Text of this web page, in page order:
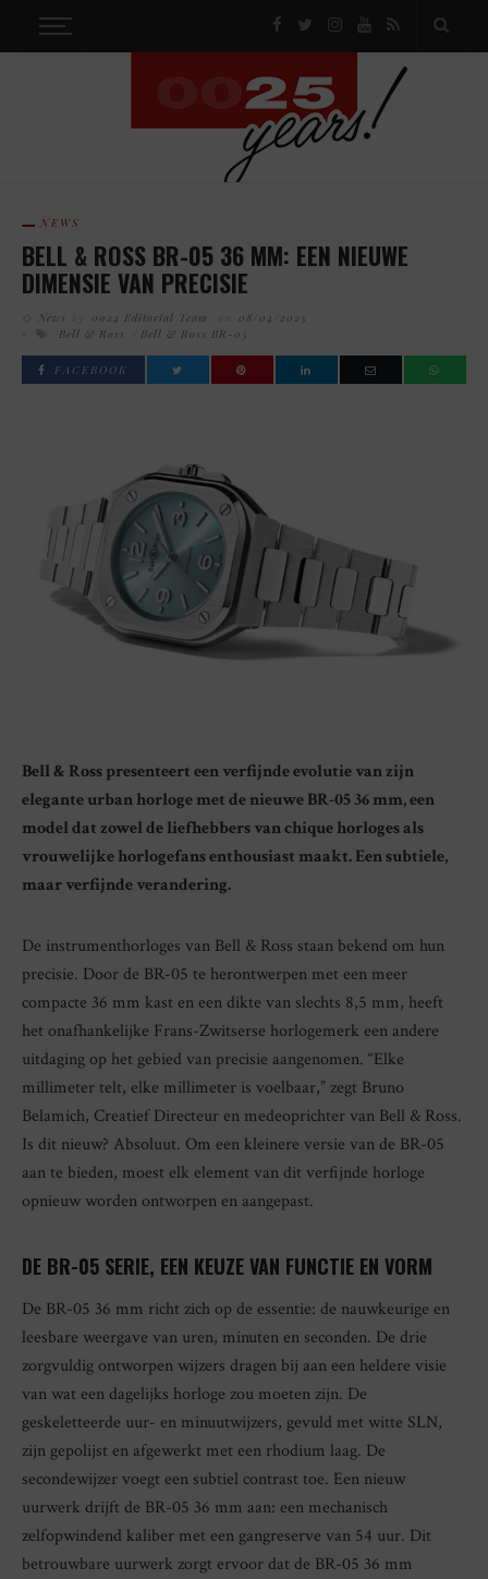
NEWS
BELL & ROSS BR-05 36 MM: EEN NIEUWE
DIMENSIE VAN PRECISIE
News 0024 Editorial Team
08/04/2025
Bell & Ross
Bell & Ross BR-05
FACEBOOK
Bell & Ross presenteert een verfijnde evolutie van zijn
elegante urban horloge met de nieuwe BR-05 36 mm, een
model dat zowel de liefhebbers van chique horloges als
vrouwelijke horlogefans enthousiast maakt. Een subtiele,
maar verfijnde verandering.
De instrumenthorloges van Bell & Ross staan bekend om hun
precisie. Door de BR-05 te herontwerpen met een meer
compacte 36 mm kast en een dikte van slechts 8,5 mm, heeft
het onafhankelijke Frans-Zwitserse horlogemerk een andere
uitdaging op het gebied van precisie aangenomen. “Elke
millimeter telt, elke millimeter is voelbaar,” zegt Bruno
Belamich, Creatief Directeur en medeoprichter van Bell & Ross.
Is dit nieuw? Absoluut. Om een kleinere versie van de BR-05
aan te bieden, moest elk element van dit verfijnde horloge
opnieuw worden ontworpen en aangepast.
DE BR-05 SERIE, EEN KEUZE VAN FUNCTIE EN VORM
De BR-05 36 mm richt zich op de essentie: de nauwkeurige en
leesbare weergave van uren, minuten en seconden. De drie
zorgvuldig ontworpen wijzers dragen bij aan een heldere visie
van wat een dagelijks horloge zou moeten zijn. De
geskeletteerde uur- en minuutwijzers, gevuld met witte SLN,
zijn gepolijst en afgewerkt met een rhodium laag. De
secondewijzer voegt een subtiel contrast toe. Een nieuw
uurwerk drijft de BR-05 36 mm aan: een mechanisch
zelfopwindend kaliber met een gangreserve van 54 uur. Dit
betrouwbare uurwerk zorgt ervoor dat de BR-05 36 mm